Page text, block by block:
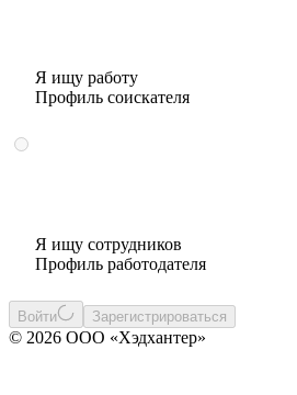
Я ищу работу
Профиль соискателя
Я ищу сотрудников
Профиль работодателя
Войти Зарегистрироваться
© 2026 ООО «Хэдхантер»